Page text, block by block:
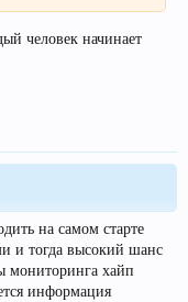
человек начинает
на самом старте
и тогда высокий шанс
мониторинга хайп
информация